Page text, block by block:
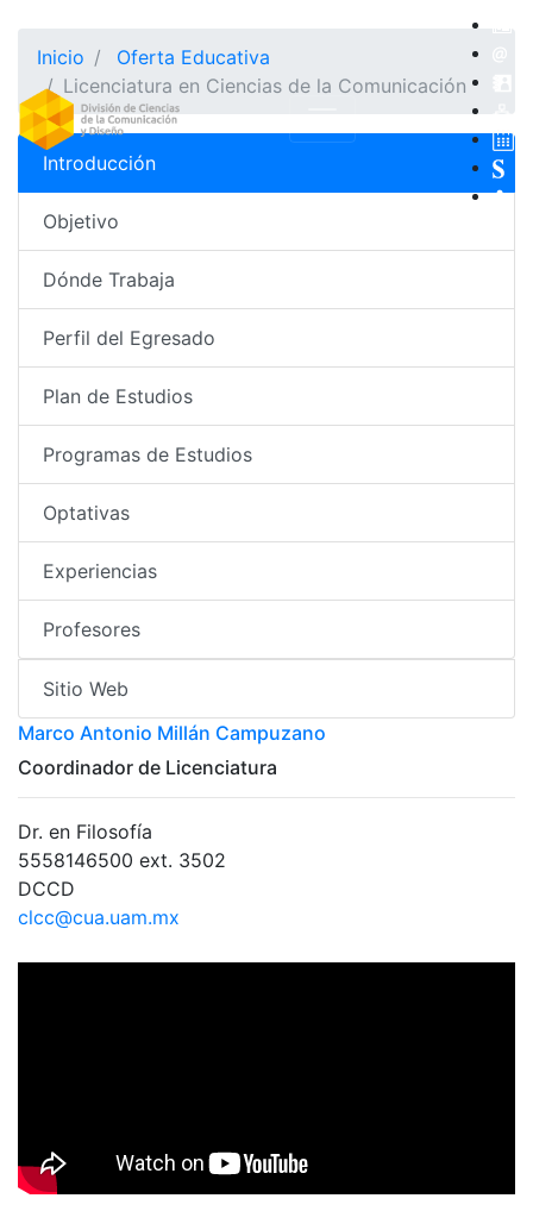
Inicio
Oferta Educativa
Licenciatura en Ciencias de la Comunicación
Introducción
Objetivo
Dónde Trabaja
Perfil del Egresado
Plan de Estudios
Programas de Estudios
Optativas
Experiencias
Profesores
Sitio Web
Marco Antonio Millán Campuzano
Coordinador de Licenciatura
Dr. en Filosofía
5558146500 ext. 3502
DCCD
clcc@cua.uam.mx